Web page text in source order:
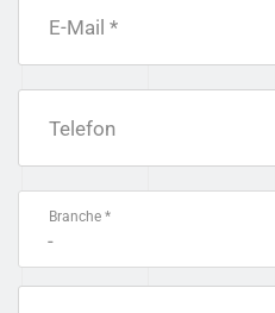
E-Mail *
Telefon
Branche *
-